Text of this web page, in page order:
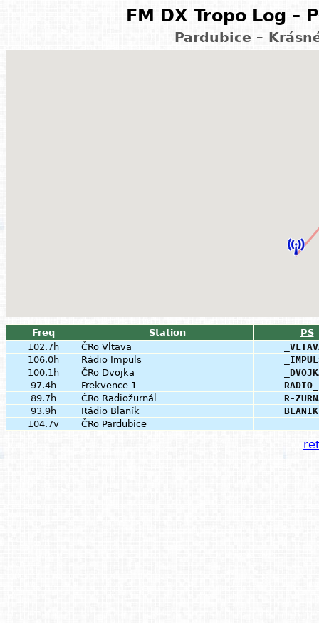
FM DX Tropo Log –
Pardubice –
Freq Station
PS
102.7h
ČRo Vltava
106.0h
Rádio Impuls
100.1h
ČRo Dvojka
97.4h
Frekvence 1
89.7h
ČRo Radiožurnál
R-
93.9h
Rádio Blaník
104.7v
ČRo Pardubice